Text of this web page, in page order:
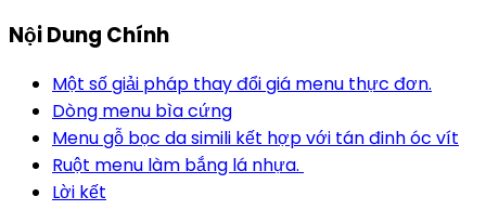
Nội Dung Chính
Một số giải pháp thay đổi giá menu thực đơn.
Dòng menu bìa cứng
Menu gỗ bọc da simili kết hợp với tán đinh óc vít
Ruột menu làm bắng lá nhựa.
Lời kết